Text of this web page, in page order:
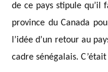
de ce pays stipule qu’il
province du Canada
l’idée d’un retour au
cadre sénégalais.